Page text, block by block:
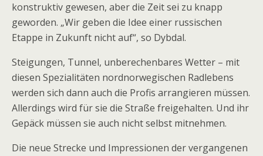
konstruktiv gewesen, aber die Zeit sei zu knapp
geworden. „Wir geben die Idee einer russischen
Etappe in Zukunft nicht auf“, so Dybdal.
Steigungen, Tunnel, unberechenbares Wetter – mit
diesen Spezialitäten nordnorwegischen Radlebens
werden sich dann auch die Profis arrangieren müssen.
Allerdings wird für sie die Straße freigehalten. Und ihr
Gepäck müssen sie auch nicht selbst mitnehmen.
Die neue Strecke und Impressionen der vergangenen